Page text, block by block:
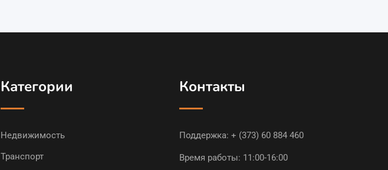
Категории
Недвижимость
Транспорт
Контакты
Поддержка: + (373) 60 884 460
Время работы: 11:00-16:00